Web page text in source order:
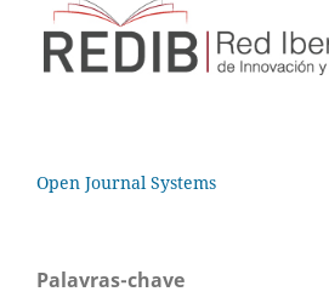
Open Journal Systems
Palavras-chave